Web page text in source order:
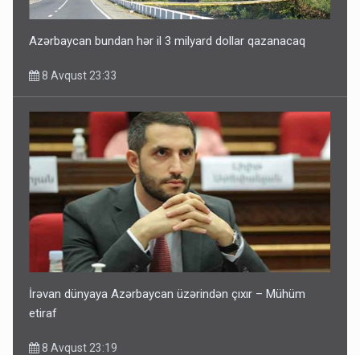
Azərbaycan bundan hər il 3 milyard dollar qazanacaq
8 Avqust 23:33
İrəvan dünyaya Azərbaycan üzərindən çıxır – Mühüm
etiraf
8 Avqust 23:19